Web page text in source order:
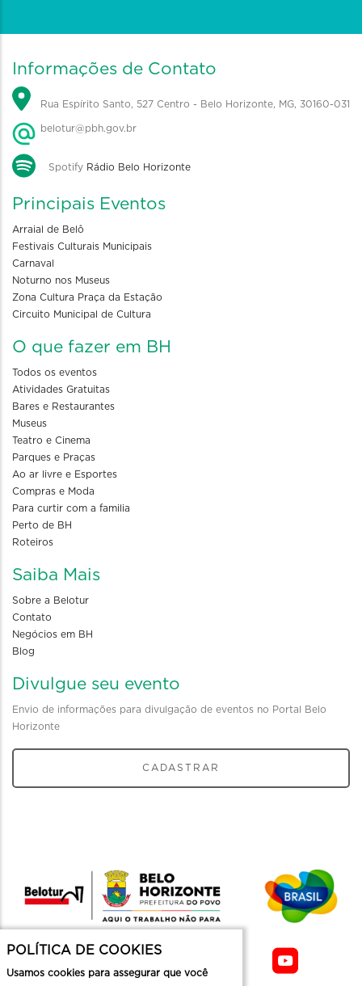
Informações de Contato
Rua Espírito Santo, 527 Centro - Belo Horizonte, MG, 30160-031
belotur@pbh.gov.br
Spotify Rádio Belo Horizonte
Principais Eventos
Arraial de Belô
Festivais Culturais Municipais
Carnaval
Noturno nos Museus
Zona Cultura Praça da Estação
Circuito Municipal de Cultura
O que fazer em BH
Todos os eventos
Atividades Gratuitas
Bares e Restaurantes
Museus
Teatro e Cinema
Parques e Praças
Ao ar livre e Esportes
Compras e Moda
Para curtir com a familia
Perto de BH
Roteiros
Saiba Mais
Sobre a Belotur
Contato
Negócios em BH
Blog
Divulgue seu evento
Envio de informações para divulgação de eventos no Portal Belo
Horizonte
CADASTRAR
POLÍTICA DE COOKIES
Usamos cookies para assegurar que você